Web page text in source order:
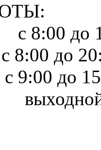
с 8:00 до
до
до